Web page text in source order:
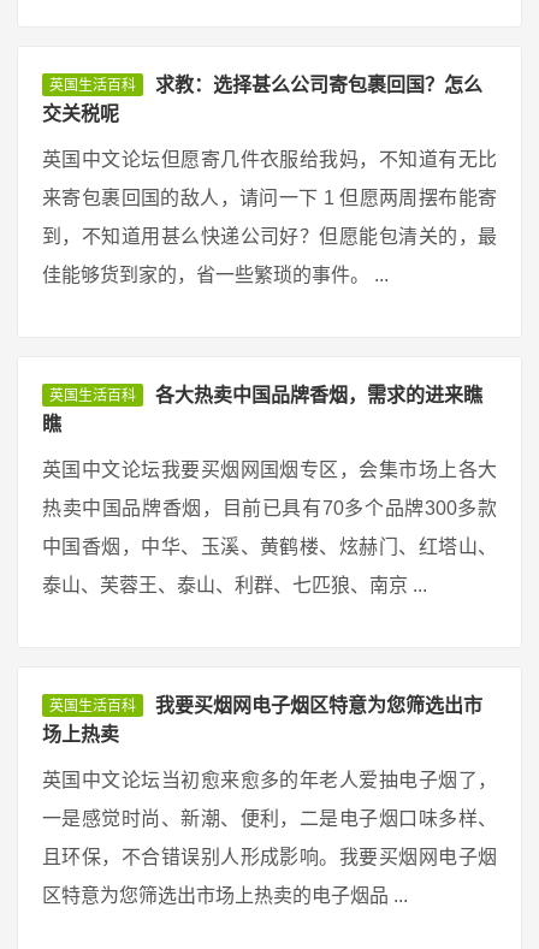
英国生活百科
求教：选择甚么公司寄包裹回国？怎么
交关税呢
英国中文论坛但愿寄几件衣服给我妈，不知道有无比
来寄包裹回国的敌人，请问一下 1 但愿两周摆布能寄
到，不知道用甚么快递公司好？但愿能包清关的，最
佳能够货到家的，省一些繁琐的事件。 ...
英国生活百科
各大热卖中国品牌香烟，需求的进来瞧
瞧
英国中文论坛我要买烟网国烟专区，会集市场上各大
热卖中国品牌香烟，目前已具有70多个品牌300多款
中国香烟，中华、玉溪、黄鹤楼、炫赫门、红塔山、
泰山、芙蓉王、泰山、利群、七匹狼、南京 ...
英国生活百科
我要买烟网电子烟区特意为您筛选出市
场上热卖
英国中文论坛当初愈来愈多的年老人爱抽电子烟了，
一是感觉时尚、新潮、便利，二是电子烟口味多样、
且环保，不合错误别人形成影响。我要买烟网电子烟
区特意为您筛选出市场上热卖的电子烟品 ...